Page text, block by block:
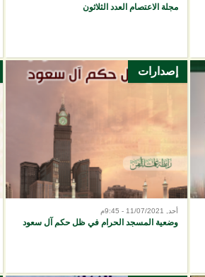
مجلة الاعتصام العدد الثلاثون
إصدارات
أحد, 11/07/2021 - 9:45م
وضعية المسجد الحرام في ظل حكم آل سعود